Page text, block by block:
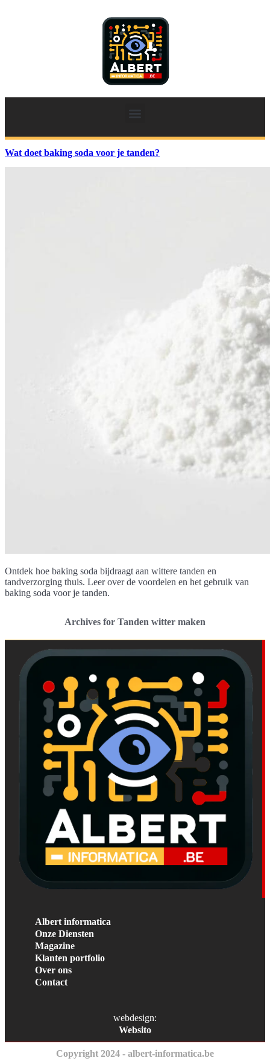
Wat doet baking soda voor je tanden?
Ontdek hoe baking soda bijdraagt aan wittere tanden en
tandverzorging thuis. Leer over de voordelen en het gebruik van
baking soda voor je tanden.
Archives for Tanden witter maken
Albert informatica
Onze Diensten
Magazine
Klanten portfolio
Over ons
Contact
webdesign:
Websito
Copyright 2024 - albert-informatica.be